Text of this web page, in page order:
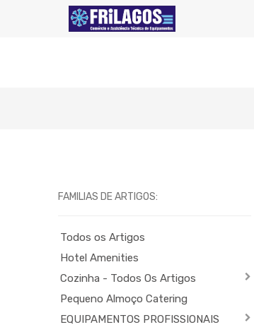
FAMILIAS DE ARTIGOS:
Todos os Artigos
Hotel Amenities
Cozinha - Todos Os Artigos
Pequeno Almoço Catering
EQUIPAMENTOS PROFISSIONAIS